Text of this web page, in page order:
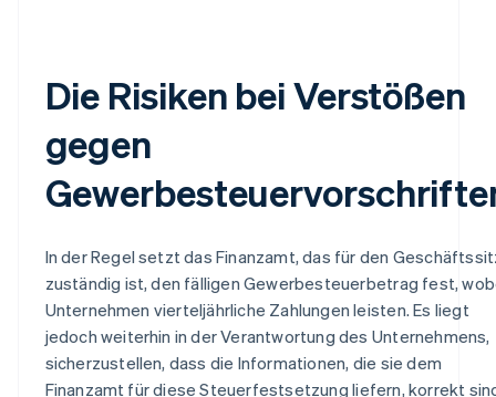
Die Risiken bei Verstößen
gegen
In der Regel setzt das Finanzamt, das für den
zuständig ist, den fälligen Gewerbesteuerbetrag fest,
Unternehmen vierteljährliche Zahlungen leisten. Es liegt
jedoch weiterhin in der Verantwortung des Unternehmens,
sicherzustellen, dass die Informationen, die sie dem
Finanzamt für diese Steuerfestsetzung liefern, korrekt